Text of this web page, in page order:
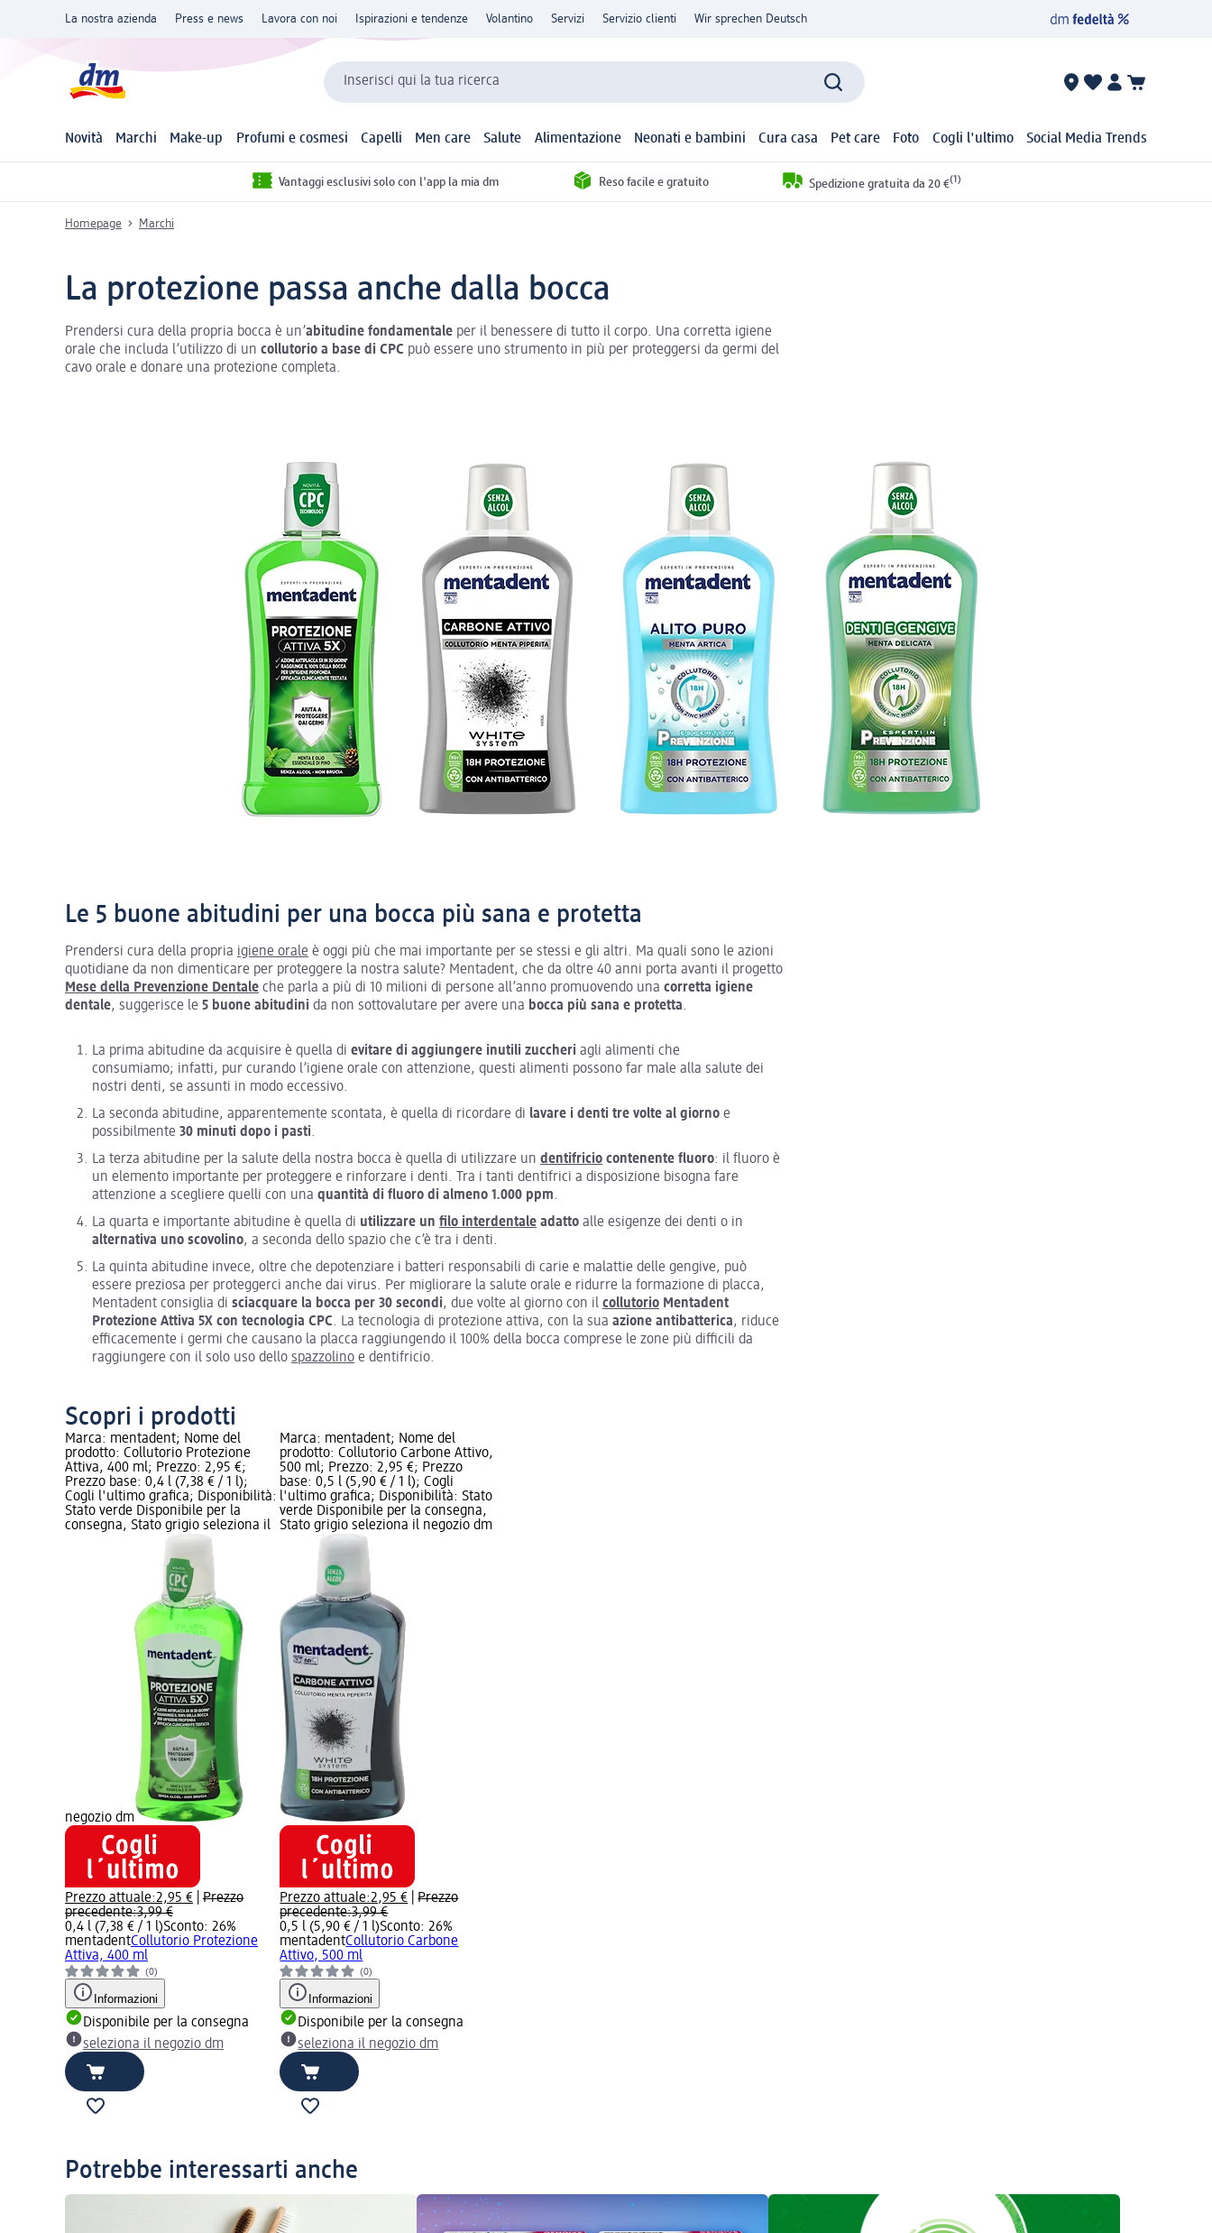
La nostra azienda Press e news Lavora con noi Ispirazioni e tendenze Volantino Servizi Servizio clienti Wir sprechen Deutsch
Inserisci qui la tua ricerca
Novità Marchi Make-up Profumi e cosmesi Capelli Men care Salute Alimentazione Neonati e bambini Cura casa Pet care Foto Cogli l'ultimo Social Media Trends
Vantaggi esclusivi solo con l'app la mia dm Reso facile e gratuito Spedizione gratuita da 20 €(1)
Homepage Marchi
La protezione passa anche dalla bocca
Prendersi cura della propria bocca è un’abitudine fondamentale per il benessere di tutto il corpo. Una corretta igiene
orale che includa l’utilizzo di un collutorio a base di CPC può essere uno strumento in più per proteggersi da germi del
cavo orale e donare una protezione completa.
Le 5 buone abitudini per una bocca più sana e protetta
Prendersi cura della propria igiene orale è oggi più che mai importante per se stessi e gli altri. Ma quali sono le azioni
quotidiane da non dimenticare per proteggere la nostra salute? Mentadent, che da oltre 40 anni porta avanti il progetto
Mese della Prevenzione Dentale che parla a più di 10 milioni di persone all’anno promuovendo una corretta igiene
dentale, suggerisce le 5 buone abitudini da non sottovalutare per avere una bocca più sana e protetta.
La prima abitudine da acquisire è quella di evitare di aggiungere inutili zuccheri agli alimenti che
consumiamo; infatti, pur curando l’igiene orale con attenzione, questi alimenti possono far male alla salute dei
nostri denti, se assunti in modo eccessivo.
La seconda abitudine, apparentemente scontata, è quella di ricordare di lavare i denti tre volte al giorno e
possibilmente 30 minuti dopo i pasti.
La terza abitudine per la salute della nostra bocca è quella di utilizzare un dentifricio contenente fluoro: il fluoro è
un elemento importante per proteggere e rinforzare i denti. Tra i tanti dentifrici a disposizione bisogna fare
attenzione a scegliere quelli con una quantità di fluoro di almeno 1.000 ppm.
La quarta e importante abitudine è quella di utilizzare un filo interdentale adatto alle esigenze dei denti o in
alternativa uno scovolino, a seconda dello spazio che c’è tra i denti.
La quinta abitudine invece, oltre che depotenziare i batteri responsabili di carie e malattie delle gengive, può
essere preziosa per proteggerci anche dai virus. Per migliorare la salute orale e ridurre la formazione di placca,
Mentadent consiglia di sciacquare la bocca per 30 secondi, due volte al giorno con il collutorio Mentadent
Protezione Attiva 5X con tecnologia CPC. La tecnologia di protezione attiva, con la sua azione antibatterica, riduce
efficacemente i germi che causano la placca raggiungendo il 100% della bocca comprese le zone più difficili da
raggiungere con il solo uso dello spazzolino e dentifricio.
Scopri i prodotti
Marca: mentadent; Nome del
prodotto: Collutorio Protezione
Attiva, 400 ml; Prezzo: 2,95 €;
Prezzo base: 0,4 l (7,38 € / 1 l);
Cogli l'ultimo grafica; Disponibilità:
Stato verde Disponibile per la
consegna, Stato grigio seleziona il
negozio dm
Prezzo attuale:2,95 €
Prezzo
precedente:3,99 €
0,4 l (7,38 € / 1 l)Sconto: 26%
mentadentCollutorio Protezione
Attiva, 400 ml
(0)
Informazioni
Disponibile per la consegna
seleziona il negozio dm
Marca: mentadent; Nome del
prodotto: Collutorio Carbone Attivo,
500 ml; Prezzo: 2,95 €; Prezzo
base: 0,5 l (5,90 € / 1 l); Cogli
l'ultimo grafica; Disponibilità: Stato
verde Disponibile per la consegna,
Stato grigio seleziona il negozio dm
Prezzo attuale:2,95 € |Prezzo
precedente:3,99 €
0,5 l (5,90 € / 1 l)Sconto: 26%
mentadentCollutorio Carbone
Attivo, 500 ml
(0)
Informazioni
Disponibile per la consegna
seleziona il negozio dm
Potrebbe interessarti anche